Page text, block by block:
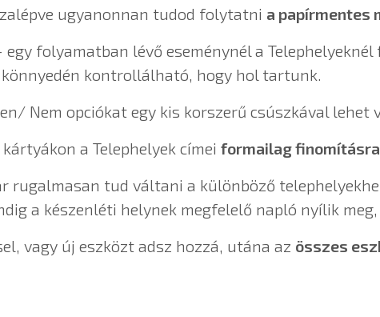
ugyanonnan tudod folytatni a papírmentes
egy folyamatban lévő eseménynél a
kontrollálható, hogy hol tartunk.
Nem opciókat egy kis korszerű csúszkával
a Telephelyek címei formailag
rugalmasan tud váltani a különböző
a készenléti helynek megfelelő napló nyílik meg,
vagy új eszközt adsz hozzá, utána az összes